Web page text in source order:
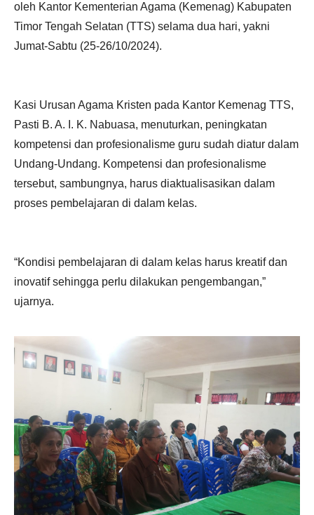
oleh Kantor Kementerian Agama (Kemenag) Kabupaten
Timor Tengah Selatan (TTS) selama dua hari, yakni
Jumat-Sabtu (25-26/10/2024).
Kasi Urusan Agama Kristen pada Kantor Kemenag TTS,
Pasti B. A. I. K. Nabuasa, menuturkan, peningkatan
kompetensi dan profesionalisme guru sudah diatur dalam
Undang-Undang. Kompetensi dan profesionalisme
tersebut, sambungnya, harus diaktualisasikan dalam
proses pembelajaran di dalam kelas.
“Kondisi pembelajaran di dalam kelas harus kreatif dan
inovatif sehingga perlu dilakukan pengembangan,”
ujarnya.